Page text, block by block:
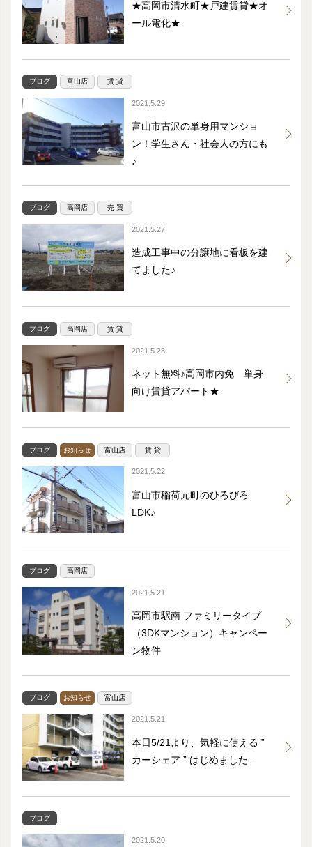
★高岡市清水町★戸建賃貸★オ
ール電化★
ブログ 富山店 賃 貸
2021.5.29
富山市古沢の単身用マンショ
ン！学生さん・社会人の方にも
♪
ブログ 高岡店 売 買
2021.5.27
造成工事中の分譲地に看板を建
てました♪
ブログ 高岡店 賃 貸
2021.5.23
ネット無料♪高岡市内免 単身
向け賃貸アパート★
ブログ お知らせ 富山店 賃 貸
2021.5.22
富山市稲荷元町のひろびろ
LDK♪
ブログ 高岡店
2021.5.21
高岡市駅南 ファミリータイプ
（3DKマンション）キャンペー
ン物件
ブログ お知らせ 富山店
2021.5.21
本日5/21より、気軽に使える ”
カーシェア ” はじめました...
ブログ
2021.5.20